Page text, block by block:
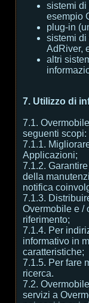
sistemi di
esempio
plug-in
sistemi
AdRiver,
altri
7. Utilizzo di
7.1.
seguenti scopi:
7.1.1.
Applicazioni;
7.1.2.
della
notifica
7.1.3.
Overmobile e /
riferimento;
7.1.4. Per
informativo in
caratteristiche;
7.1.5. Per fare
ricerca.
7.2.
servizi a